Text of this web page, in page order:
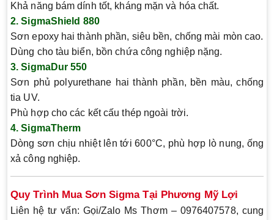
Khả năng bám dính tốt, kháng mặn và hóa chất.
2.SigmaShield 880
Sơn epoxy hai thành phần, siêu bền, chống mài mòn cao.
Dùng cho tàu biển, bồn chứa công nghiệp nặng.
3.SigmaDur 550
Sơn phủ polyurethane hai thành phần, bền màu, chống
tia UV.
Phù hợp cho các kết cấu thép ngoài trời.
4.SigmaTherm
Dòng sơn chịu nhiệt lên tới 600°C, phù hợp lò nung, ống
xả công nghiệp.
Quy Trình Mua Sơn Sigma Tại Phương Mỹ Lợi
Liên hệ tư vấn: Gọi/Zalo Ms Thơm – 0976407578, cung